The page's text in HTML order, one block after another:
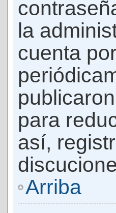
la
cuenta
para
así,
Arriba